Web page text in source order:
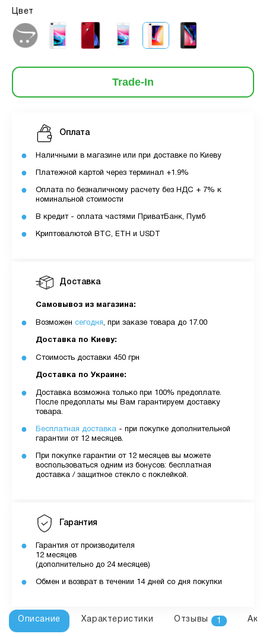
Цвет
Trade-In
Доставка
Самовывоз из магазина:
Возможен сегодня, при заказе товара до 17.00
Доставка по Киеву:
Стоимость доставки 450 грн
Доставка по Украине:
Доставка возможна только при 100% предоплате.
После предоплаты мы Вам гарантируем доставку
товара.
Бесплатная доставка - при покупке дополнительной
гарантии от 12 месяцев.
При покупке гарантии от 12 месяцев вы можете
воспользоваться одним из бонусов: бесплатная
доставка / защитное стекло с поклейкой.
Гарантия
Гарантия от производителя
12 месяцев
(дополнительно до 24 месяцев)
Обмен и возврат в течении 14 дней со дня покупки
Оплата
Наличными в магазине или при доставке по Киеву
Платежной картой через терминал +1.9%
Оплата по безналичному расчету без НДС + 7% к
номинальной стоимости
В кредит - оплата частями ПриватБанк, Пумб
Криптовалютой BTC, ETH и USDT
Описание Характеристики Отзывы 1